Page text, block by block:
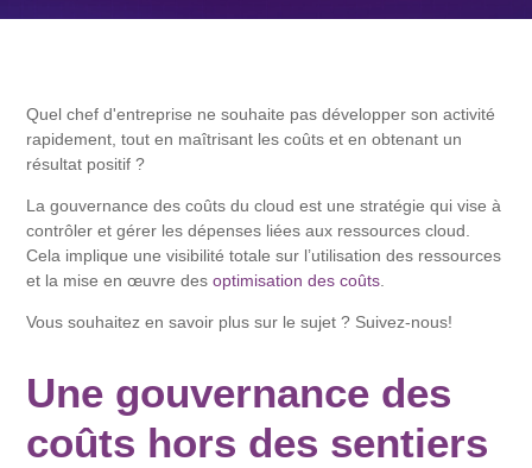
Quel chef d'entreprise ne souhaite pas développer son activité
rapidement, tout en maîtrisant les coûts et en obtenant un
résultat positif ?
La gouvernance des coûts du cloud est une stratégie qui vise à
contrôler et gérer les dépenses liées aux ressources cloud.
Cela implique une visibilité totale sur l’utilisation des ressources
et la mise en œuvre desoptimisation des coûts
Vous souhaitez en savoir plus sur le sujet ? Suivez-nous!
Une gouvernance des
coûts hors des sentiers